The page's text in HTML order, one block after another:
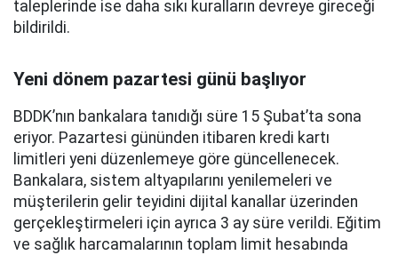
taleplerinde ise daha sıkı kuralların devreye gireceği
bildirildi.
Yeni dönem pazartesi günü başlıyor
BDDK’nın bankalara tanıdığı süre 15 Şubat’ta sona
eriyor. Pazartesi gününden itibaren kredi kartı
limitleri yeni düzenlemeye göre güncellenecek.
Bankalara, sistem altyapılarını yenilemeleri ve
müşterilerin gelir teyidini dijital kanallar üzerinden
gerçekleştirmeleri için ayrıca 3 ay süre verildi. Eğitim
ve sağlık harcamalarının toplam limit hesabında